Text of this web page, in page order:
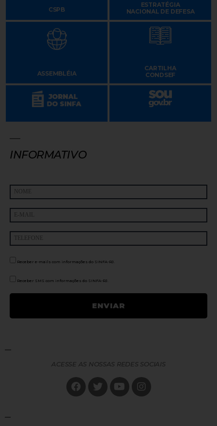
CSPB
ESTRATÉGIA
NACIONAL DE DEFESA
ASSEMBLÉIA
CARTILHA
CONDSEF
INFORMATIVO
Receber e-mails com informações do SINFA-RJ.
Receber SMS com informações do SINFA-RJ.
ACESSE AS NOSSAS REDES SOCIAIS